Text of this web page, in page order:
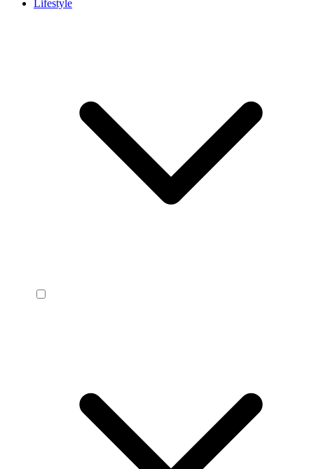
Lifestyle